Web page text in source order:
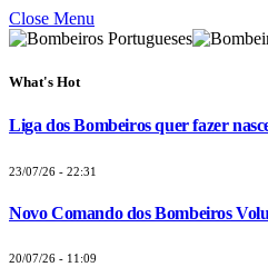
Close Menu
What's Hot
Liga dos Bombeiros quer fazer
23/07/26 - 22:31
Novo Comando dos Bombeiros
20/07/26 - 11:09